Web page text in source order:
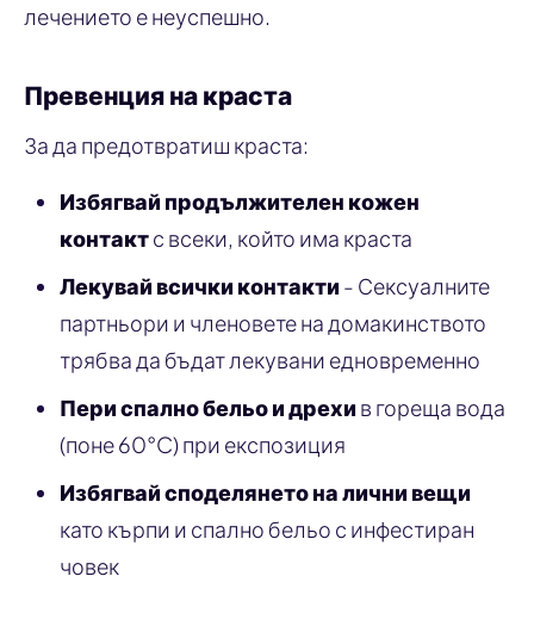
лечението е неуспешно.
Превенция на краста
За да предотвратиш краста:
Избягвай продължителен кожен
контактс всеки, който има краста
Лекувай всички контакти - Сексуалните
партньори и членовете на домакинството
трябва да бъдат лекувани едновременно
Пери спално бельо и дрехи в гореща вода
(поне 60°C) при експозиция
Избягвай споделянето на лични вещи
като кърпи и спално бельо с инфестиран
човек